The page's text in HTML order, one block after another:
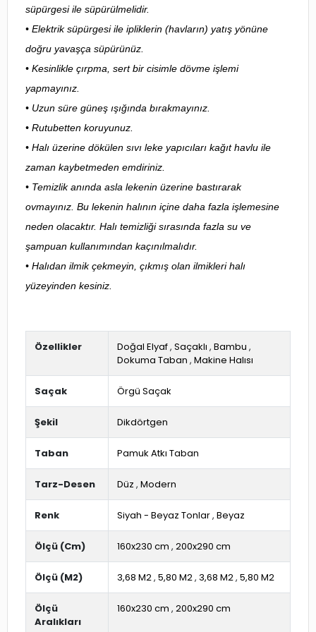
süpürgesi ile süpürülmelidir.
• Elektrik süpürgesi ile ipliklerin (havların) yatış yönüne
doğru yavaşça süpürünüz.
• Kesinlikle çırpma, sert bir cisimle dövme işlemi
yapmayınız.
• Uzun süre güneş ışığında bırakmayınız.
• Rutubetten koruyunuz.
• Halı üzerine dökülen sıvı leke yapıcıları kağıt havlu ile
zaman kaybetmeden emdiriniz.
• Temizlik anında asla lekenin üzerine bastırarak
ovmayınız. Bu lekenin halının içine daha fazla işlemesine
neden olacaktır. Halı temizliği sırasında fazla su ve
şampuan kullanımından kaçınılmalıdır.
• Halıdan ilmik çekmeyin, çıkmış olan ilmikleri halı
yüzeyinden kesiniz.
Özellikler Doğal Elyaf, Saçaklı , Bambu ,
Dokuma Taban , Makine Halısı
Saçak Örgü Saçak
Şekil Dikdörtgen
Taban Pamuk Atkı Taban
Tarz-Desen Düz , Modern
Renk Siyah - Beyaz Tonlar, Beyaz
Ölçü (Cm) 160x230 cm , 200x290 cm
Ölçü (M2) 3,68 M2, 5,80 M2, 3,68 M2, 5,80 M2
Ölçü
Aralıkları
160x230 cm , 200x290 cm